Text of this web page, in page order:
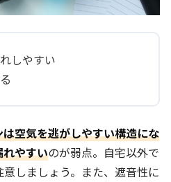
しやすい
空気を逃がしやすい構造にな
やすいのが弱点。自宅以外で
しましょう。また、遮音性に